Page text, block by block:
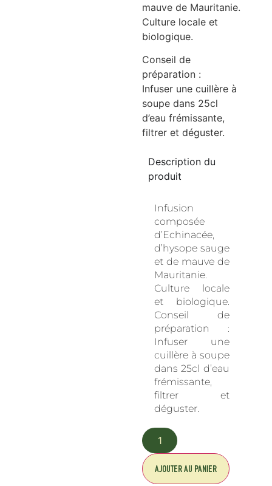
mauve de Mauritanie.
Culture locale et
biologique.
Conseil de
préparation :
Infuser une cuillère à
soupe dans 25cl
d’eau frémissante,
filtrer et déguster.
Description du
produit
Infusion
composée
d’Echinacée,
d’hysope sauge
et de mauve de
Mauritanie.
Culture locale
et biologique.
Conseil de
préparation :
Infuser une
cuillère à soupe
dans 25cl d’eau
frémissante,
filtrer et
déguster.
AJOUTER AU PANIER